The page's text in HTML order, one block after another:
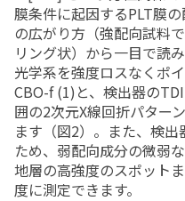
膜条件に起因するPLT膜
の広がり方（強配向試料
リング状）から一目で読
光学系を強度ロスなくポ
CBO-f (1)と、検出器の
囲の2次元X線回折パター
ます（図2）。また、検
ため、弱配向成分の微弱
地層の高強度のスポット
度に測定できます。